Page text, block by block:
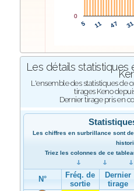
5 11 47 31
0
Les détails
L'ensemble des statistiques de
tirages Keno
Dernier tirage pris en
Les chiffres en surbrillance sont
Triez les colonnes de ce
N°
Fréq. de
sortie
Dernier
tirage